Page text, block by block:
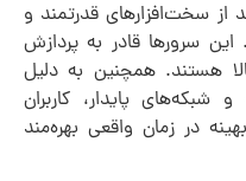
از سخت‌افزارهای قدرتمند و
این سرورها قادر به پردازش
هستند. همچنین به دلیل
شبکه‌های پایدار، کاربران
در زمان واقعی بهره‌مند